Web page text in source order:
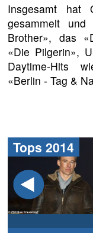
Insgesamt hat
gesammelt
Brother», das
«Die Pilgerin»,
Daytime-Hits
«Berlin - Tag &
Tops 2014